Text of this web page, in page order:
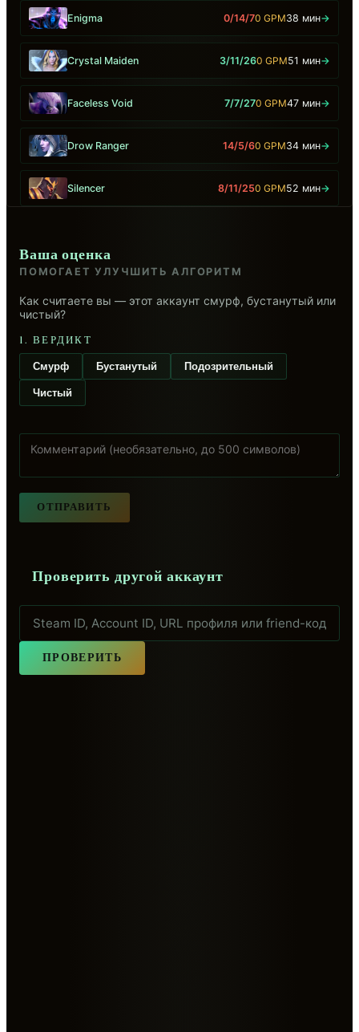
Enigma 0/14/70 GPM38 мин→
Crystal Maiden 3/11/260 GPM51 мин→
Faceless Void 7/7/270 GPM47 мин→
Drow Ranger 14/5/60 GPM34 мин→
Silencer 8/11/250 GPM52 мин→
Ваша оценка
ПОМОГАЕТ УЛУЧШИТЬ АЛГОРИТМ
Как считаете вы — этот аккаунт смурф, бустанутый или
чистый?
1. ВЕРДИКТ
Смурф Бустанутый Подозрительный
Чистый
ОТПРАВИТЬ
Проверить другой аккаунт
ПРОВЕРИТЬ